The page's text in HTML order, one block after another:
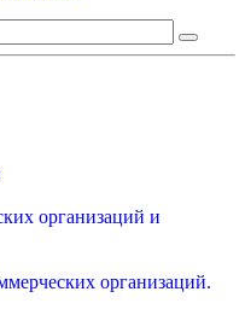
организаций и
организаций.